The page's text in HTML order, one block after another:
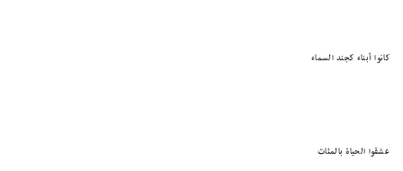
كانوا أبناء كجند السماء
عشقوا الحياة بالمئات